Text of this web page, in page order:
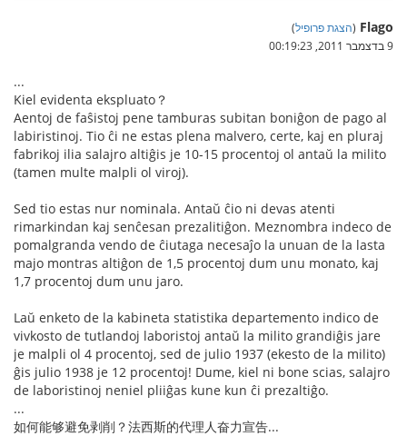
Flago
(הצגת פרופיל)
9 בדצמבר 2011, 00:19:23
...
Kiel evidenta ekspluato？
Aentoj de faŝistoj pene tamburas subitan boniĝon de pago al
labiristinoj. Tio ĉi ne estas plena malvero, certe, kaj en pluraj
fabrikoj ilia salajro altiĝis je 10-15 procentoj ol antaŭ la milito
(tamen multe malpli ol viroj).
Sed tio estas nur nominala. Antaŭ ĉio ni devas atenti
rimarkindan kaj senĉesan prezalitiĝon. Meznombra indeco de
pomalgranda vendo de ĉiutaga necesaĵo la unuan de la lasta
majo montras altiĝon de 1,5 procentoj dum unu monato, kaj
1,7 procentoj dum unu jaro.
Laŭ enketo de la kabineta statistika departemento indico de
vivkosto de tutlandoj laboristoj antaŭ la milito grandiĝis jare
je malpli ol 4 procentoj, sed de julio 1937 (ekesto de la milito)
ĝis julio 1938 je 12 procentoj! Dume, kiel ni bone scias, salajro
de laboristinoj neniel pliiĝas kune kun ĉi prezaltiĝo.
...
如何能够避免剥削？法西斯的代理人奋力宣告...